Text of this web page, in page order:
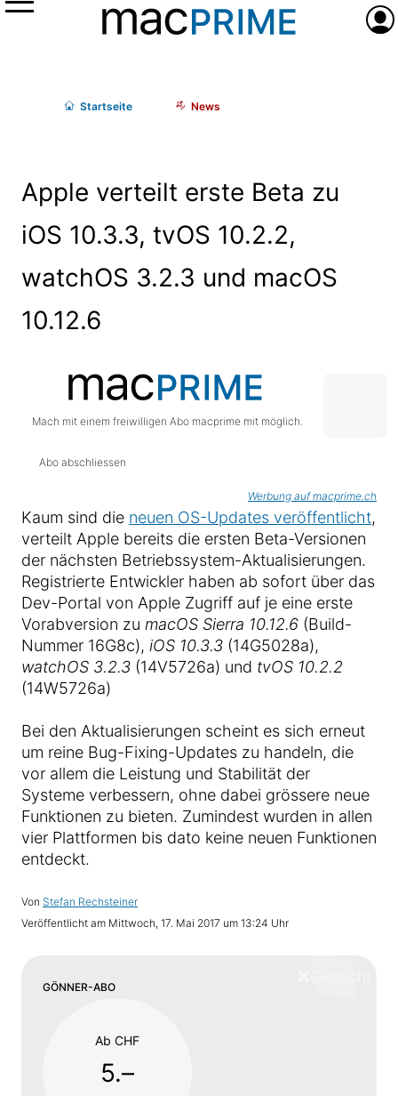
Menü
Startseite News
Apple verteilt erste Beta zu
iOS 10.3.3, tvOS 10.2.2,
watchOS 3.2.3 und macOS
10.12.6
Mach mit einem freiwilligen Abo macprime mit möglich.
Abo abschliessen
Werbung auf macprime.ch
Kaum sind die neuen OS-Updates veröffentlicht,
verteilt Apple bereits die ersten Beta-Versionen
der nächsten Betriebssystem-Aktualisierungen.
Registrierte Entwickler haben ab sofort über das
Dev-Portal von Apple Zugriff auf je eine erste
Vorabversion zu macOS Sierra 10.12.6 (Build-
Nummer 16G8c), iOS 10.3.3 (14G5028a),
watchOS 3.2.3 (14V5726a) und tvOS 10.2.2
(14W5726a)
Bei den Aktualisierungen scheint es sich erneut
um reine Bug-Fixing-Updates zu handeln, die
vor allem die Leistung und Stabilität der
Systeme verbessern, ohne dabei grössere neue
Funktionen zu bieten. Zumindest wurden in allen
vier Plattformen bis dato keine neuen Funktionen
entdeckt.
Von Stefan Rechsteiner
Veröffentlicht am Mittwoch, 17. Mai 2017 um 13:24 Uhr
GÖNNER-ABO
Ab CHF
5.–